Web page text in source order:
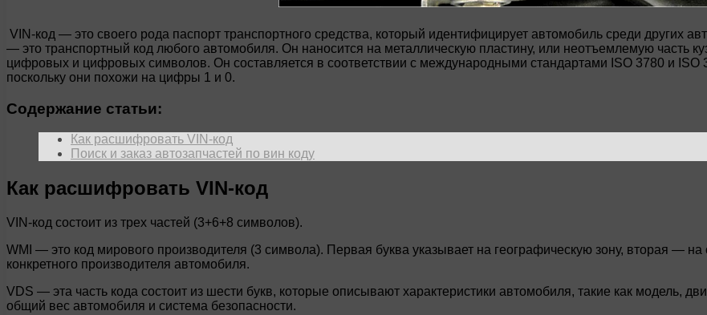
VIN-код — это своего рода паспорт транспортного средства, который идентифицирует автомобиль среди других
— это транспортный код любого автомобиля. Он наносится на металлическую пластину, или неотъемлемую часть
цифровых и цифровых символов. Он составляется в соответствии с международными стандартами ISO 3780 и ISO
поскольку они похожи на цифры 1 и 0.
Содержание статьи:
Как расшифровать VIN-код
Поиск и заказ автозапчастей по вин коду
Как расшифровать VIN-код
VIN-код состоит из трех частей (3+6+8 символов).
WMI — это код мирового производителя (3 символа). Первая буква указывает на географическую зону, вторая — на
конкретного производителя автомобиля.
VDS — эта часть кода состоит из шести букв, которые описывают характеристики автомобиля, такие как модель,
общий вес автомобиля и система безопасности.